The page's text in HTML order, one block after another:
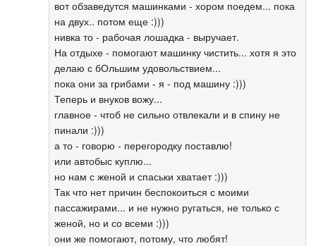
вот обзаведутся машинками - хором поедем... пока
на двух.. потом еще :)))
нивка то - рабочая лошадка - выручает.
На отдыхе - помогают машинку чистить... хотя я это
делаю с бОльшим удовольствием...
пока они за грибами - я - под машину :)))
Теперь и внуков вожу...
главное - чтоб не сильно отвлекали и в спину не
пинали :)))
а то - говорю - перегородку поставлю!
или автобыс куплю...
но нам с женой и спаськи хватает :)))
Так что нет причин беспокоиться с моими
пассажирами... и не нужно ругаться, не только с
женой, но и со всеми :)))
они же помогают, потому, что любят!